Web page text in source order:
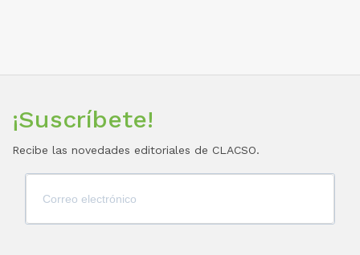
¡Suscríbete!
Recibe las novedades editoriales de CLACSO.